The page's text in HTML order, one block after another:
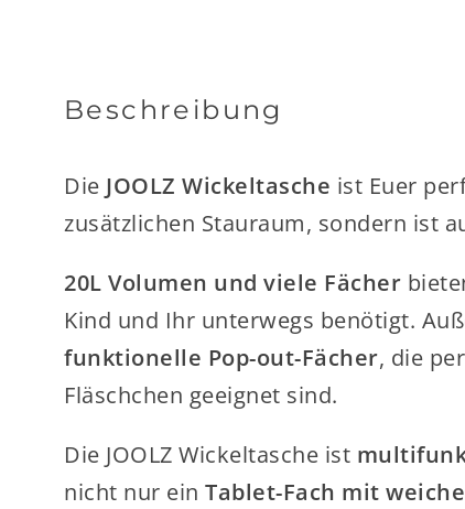
Beschreibung
Die JOOLZ Wickeltasche ist Euer
zusätzlichen Stauraum, sondern ist
20L Volumen und viele Fächer
Kind und Ihr unterwegs benötigt.
funktionelle Pop-out-Fächer, die
Fläschchen geeignet sind.
Die JOOLZ Wickeltasche ist
nicht nur ein Tablet-Fach mit